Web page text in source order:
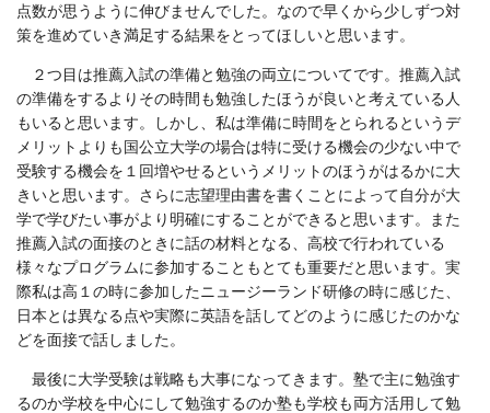
点数が思うように伸びませんでした。なので早くから少しずつ対
策を進めていき満足する結果をとってほしいと思います。
２つ目は推薦入試の準備と勉強の両立についてです。推薦入試
の準備をするよりその時間も勉強したほうが良いと考えている人
もいると思います。しかし、私は準備に時間をとられるというデ
メリットよりも国公立大学の場合は特に受ける機会の少ない中で
受験する機会を１回増やせるというメリットのほうがはるかに大
きいと思います。さらに志望理由書を書くことによって自分が大
学で学びたい事がより明確にすることができると思います。また
推薦入試の面接のときに話の材料となる、高校で行われている
様々なプログラムに参加することもとても重要だと思います。実
際私は高１の時に参加したニュージーランド研修の時に感じた、
日本とは異なる点や実際に英語を話してどのように感じたのかな
どを面接で話しました。
最後に大学受験は戦略も大事になってきます。塾で主に勉強す
るのか学校を中心にして勉強するのか塾も学校も両方活用して勉